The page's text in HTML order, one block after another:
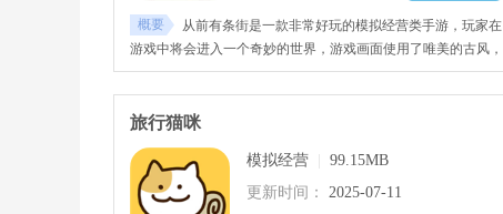
概要
从前有条街是一款非常好玩的模拟经营类手游，玩家在
游戏中将会进入一个奇妙的世界，游戏画面使用了唯美的古风，
带给人一股治愈的感受。
旅行猫咪
模拟经营
99.15MB
更新时间：
2025-07-11